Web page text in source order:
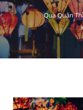
QuaQuân